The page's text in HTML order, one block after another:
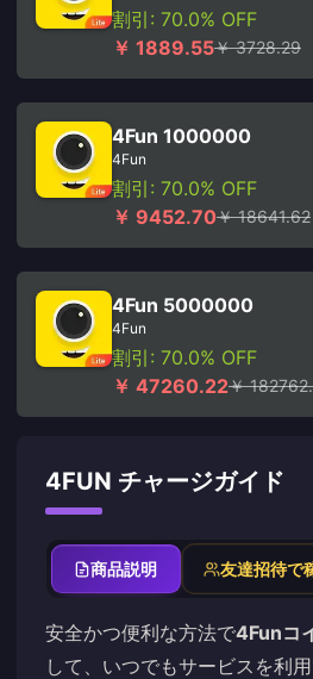
割引: 70.0% OFF
￥ 1889.55￥ 3728.29
4Fun 1000000
4Fun
割引: 70.0% OFF
￥ 9452.70￥ 18641.62
4Fun 5000000
4Fun
割引: 70.0% OFF
￥ 47260.22￥
4FUN チャージガイド
商品説明 友達招待で
安全かつ便利な方法で4Funコ
して、いつでもサービスを利